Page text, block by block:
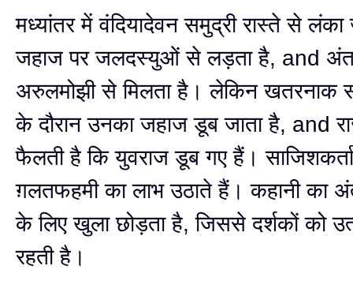
मध्यांतर में वंदियादेवन समुद्री रास्ते से लंका
जहाज पर जलदस्युओं से लड़ता है, and
अरुलमोझी से मिलता है। लेकिन खतरनाक
के दौरान उनका जहाज डूब जाता है, and
फैलती है कि युवराज डूब गए हैं।
ग़लतफहमी का लाभ उठाते हैं। कहानी का
के लिए खुला छोड़ता है, जिससे दर्शकों को
रहती है।